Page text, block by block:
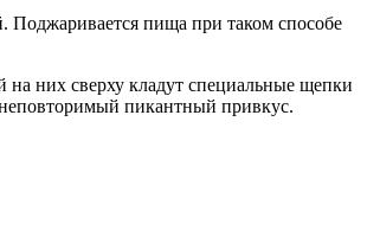
Поджаривается пища при таком способе
на них сверху кладут специальные щепки
пикантный привкус.